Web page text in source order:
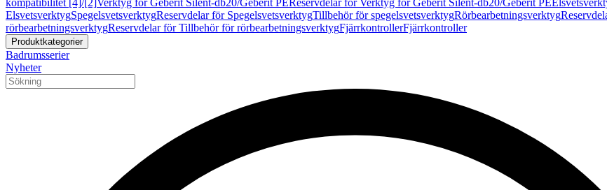
kompatibilitet [4]/[2]Verktyg för Geberit Silent-db20/Geberit PEReservdelar för Verktyg för Geberit Silent-db20/Geberit PE
ElsvetsverktygSpegelsvetsverktygReservdelar för SpegelsvetsverktygTillbehör för spegelsvetsverktygRörbearbetningsverktyg
rörbearbetningsverktygReservdelar för Tillbehör för rörbearbetningsverktygFjärrkontrollerFjärrkontroller
Produktkategorier
Badrumsserier
Nyheter